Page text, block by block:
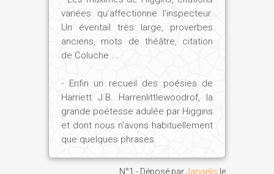
variées qu'affectionne l'inspecteur.
Un éventail très large, proverbes
anciens, mots de théâtre, citation
de Coluche ...
- Enfin un recueil des poésies de
Harriett J.B. Harrenlittlewoodrof, la
grande poétesse adulée par Higgins
et dont nous n'avons habituellement
que quelques phrases.
N°1 - Déposé parJangelis le